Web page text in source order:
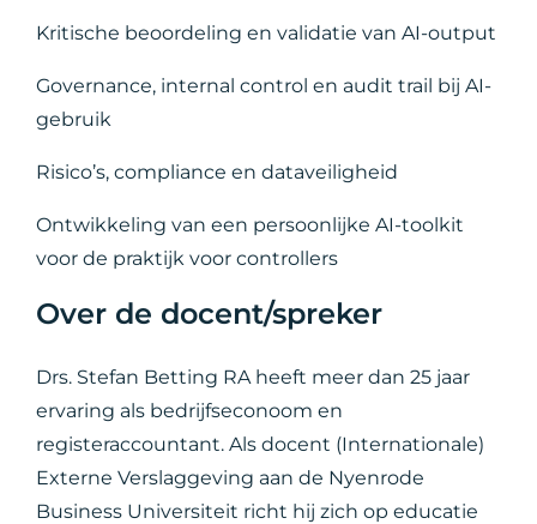
Kritische beoordeling en validatie van AI-output
Governance, internal control en audit trail bij AI-
gebruik
Risico’s, compliance en dataveiligheid
Ontwikkeling van een persoonlijke AI-toolkit
voor de praktijk voor controllers
Over de docent/spreker
Drs. Stefan Betting RA heeft meer dan 25 jaar
ervaring als bedrijfseconoom en
registeraccountant. Als docent (Internationale)
Externe Verslaggeving aan de Nyenrode
Business Universiteit richt hij zich op educatie